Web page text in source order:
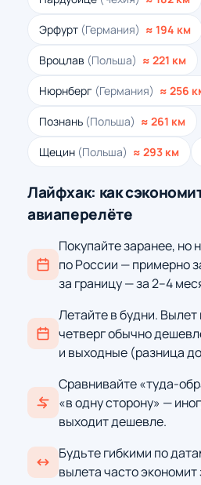
Эрфурт (Германия) ≈ 194 км
Вроцлав (Польша) ≈ 221 км
Нюрнберг (Германия) ≈ 256
Познань (Польша) ≈ 261 км
Щецин (Польша) ≈ 293 км
Лайфхак: как
авиаперелёте
Покупайте заранее, но
по России — примерно
за границу — за 2–4
Летайте в будни. Вылет
четверг обычно
и выходные (разница
Сравнивайте «туда-
«в одну сторону» —
выходит дешевле.
Будьте гибкими по
вылета часто